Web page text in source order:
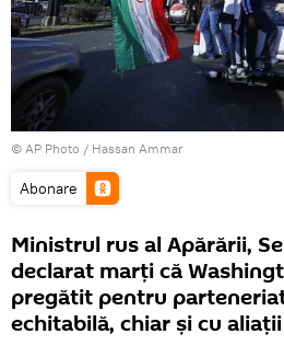
© AP Photo / Hassan Ammar
Abonare
Ministrul rus al Apărării,
declarat marți că
pregătit pentru
echitabilă, chiar și cu